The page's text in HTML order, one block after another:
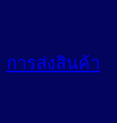
การส่งสินค้า